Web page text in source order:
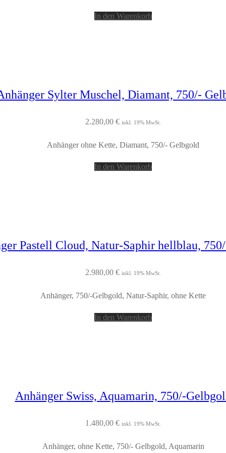
In den Warenkorb
Sylter Muschel, Diamant, 750/-
2.280,00 € inkl. 19% MwSt.
Anhänger ohne Kette, Diamant, 750/- Gelbgold
In den Warenkorb
Pastell Cloud, Natur-Saphir hellblau,
2.980,00 € inkl. 19% MwSt.
Anhänger, 750/-Gelbgold, Natur-Saphir, ohne Kette
In den Warenkorb
Anhänger Swiss, Aquamarin, 750/-
1.480,00 € inkl. 19% MwSt.
Anhänger, ohne Kette, 750/- Gelbgold, Aquamarin